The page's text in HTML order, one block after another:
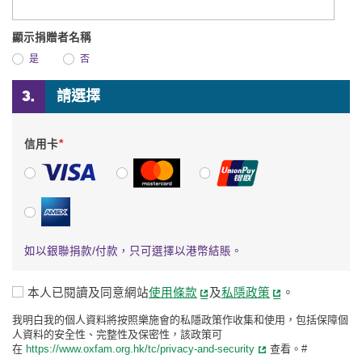
顯示捐贈者名稱
是 否
請選擇
信用卡*
銀聯
如以銀聯捐款/付款，只可選擇以港幣結賬。
免責條款
本人已閱讀及同意網站使用條款 及私隱政策 。
我明白我的個人資料將按照樂施會的私隱政策作收集和使用，包括保障個
人資料的安全性、完整性及保密性，該政策可
在 https://www.oxfam.org.hk/tc/privacy-and-security 查看。#